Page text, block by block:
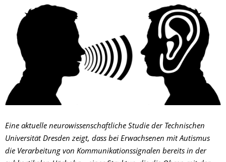
Eine aktuelle neurowissenschaftliche Studie der Technischen
Universität Dresden zeigt, dass bei Erwachsenen mit Autismus
die Verarbeitung von Kommunikationssignalen bereits in der